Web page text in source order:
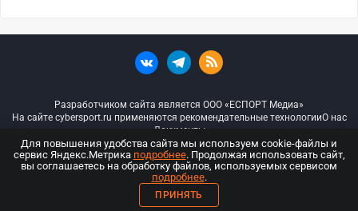
Разработчиком сайта является ООО «ЕСПОРТ Медиа»
На сайте cybersport.ru применяются рекомендательные технологииО нас
Документы
© ООО «Киберспорт.ру» — Все права защищены
18+
Для повышения удобства сайта мы используем cookie-файлы и
сервис Яндекс.Метрика подробнее. Продолжая использовать сайт,
вы соглашаетесь на обработку файлов, используемых сервисом
подробнее.
ПРИНЯТЬ